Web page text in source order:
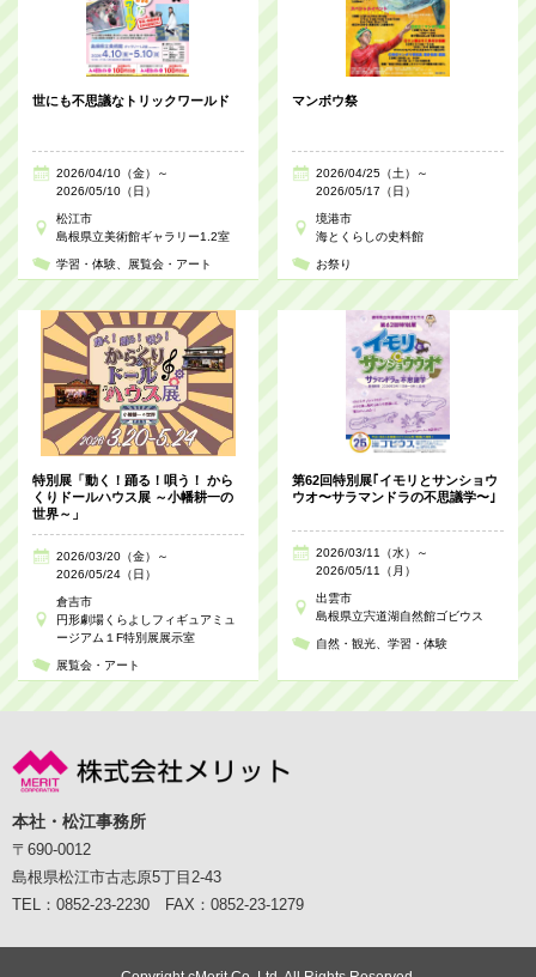
世にも不思議なトリックワールド
2026/04/10（金）～
2026/05/10（日）
松江市
島根県立美術館ギャラリー1.2室
学習・体験 展覧会・アート
マンボウ祭
2026/04/25（土）～
2026/05/17（日）
境港市
海とくらしの史料館
お祭り
特別展「動く！踊る！唄う！ から
くりドールハウス展 ～小幡耕一の
世界～」
2026/03/20（金）～
2026/05/24（日）
倉吉市
円形劇場くらよしフィギュアミュ
ージアム１F特別展展示室
展覧会・アート
第62回特別展｢イモリとサンショウ
ウオ〜サラマンドラの不思議学〜｣
2026/03/11（水）～
2026/05/11（月）
出雲市
島根県立宍道湖自然館ゴビウス
自然・観光 学習・体験
本社・松江事務所
〒690-0012
島根県松江市古志原5丁目2-43
TEL：0852-23-2230 FAX：0852-23-1279